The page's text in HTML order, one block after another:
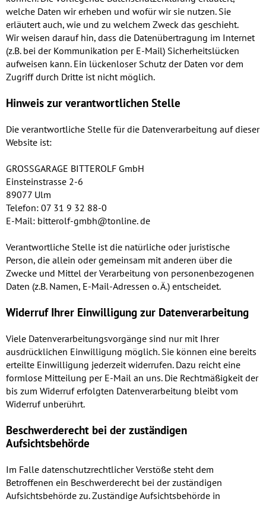
welche Daten wir erheben und wofür wir sie nutzen. Sie
erläutert auch, wie und zu welchem Zweck das geschieht.
Wir weisen darauf hin, dass die Datenübertragung im Internet
(z.B. bei der Kommunikation per E-Mail) Sicherheitslücken
aufweisen kann. Ein lückenloser Schutz der Daten vor dem
Zugriff durch Dritte ist nicht möglich.
Hinweis zur verantwortlichen Stelle
Die verantwortliche Stelle für die Datenverarbeitung auf dieser
Website ist:
GROSSGARAGE BITTEROLF GmbH
Einsteinstrasse 2-6
89077 Ulm
Telefon: 07 31 9 32 88-0
E-Mail: bitterolf-gmbh@tonline. de
Verantwortliche Stelle ist die natürliche oder juristische
Person, die allein oder gemeinsam mit anderen über die
Zwecke und Mittel der Verarbeitung von personenbezogenen
Daten (z.B. Namen, E-Mail-Adressen o. Ä.) entscheidet.
Widerruf Ihrer Einwilligung zur Datenverarbeitung
Viele Datenverarbeitungsvorgänge sind nur mit Ihrer
ausdrücklichen Einwilligung möglich. Sie können eine bereits
erteilte Einwilligung jederzeit widerrufen. Dazu reicht eine
formlose Mitteilung per E-Mail an uns. Die Rechtmäßigkeit der
bis zum Widerruf erfolgten Datenverarbeitung bleibt vom
Widerruf unberührt.
Beschwerderecht bei der zuständigen
Aufsichtsbehörde
Im Falle datenschutzrechtlicher Verstöße steht dem
Betroffenen ein Beschwerderecht bei der zuständigen
Aufsichtsbehörde zu. Zuständige Aufsichtsbehörde in